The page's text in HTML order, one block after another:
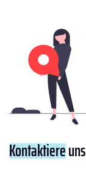
Kontaktiere